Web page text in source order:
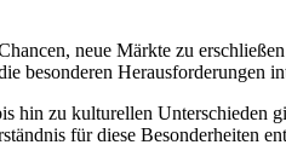
neue Märkte zu
besonderen Herausforderungen
hin zu kulturellen Unterschieden
für diese Besonderheiten